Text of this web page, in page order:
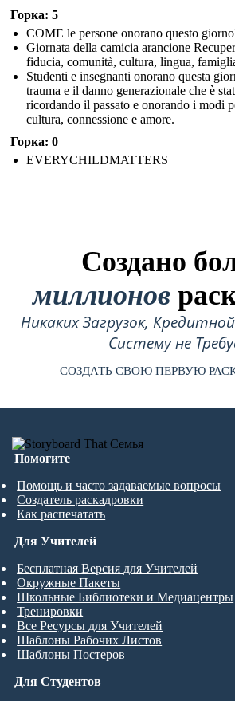
Горка: 5
COME le persone onorano questo
Giornata della camicia arancione
fiducia, comunità, cultura, lingua,
Studenti e insegnanti onorano questa
trauma e il danno generazionale che è
ricordando il passato e onorando i modi
cultura, connessione e amore.
Горка: 0
EVERYCHILDMATTERS
Создано
миллионов
Никаких Загрузок,
Систему не
СОЗДАТЬ СВОЮ ПЕРВУЮ
Помогите
Помощь и часто задаваемые вопросы
Создатель раскадровки
Как распечатать
Для Студентов
Для Учителей
Бесплатная Версия для Учителей
Окружные Пакеты
Школьные Библиотеки и Медиацентры
Тренировки
Все Ресурсы для Учителей
Шаблоны Рабочих Листов
Шаблоны Постеров